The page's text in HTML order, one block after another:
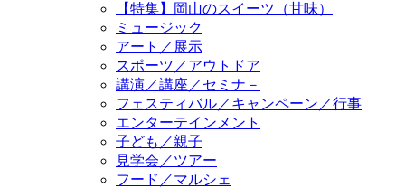
【特集】岡山のスイーツ（甘味）
ミュージック
アート／展示
スポーツ／アウトドア
講演／講座／セミナ－
フェスティバル／キャンペーン／行事
エンターテインメント
子ども／親子
見学会／ツアー
フード／マルシェ